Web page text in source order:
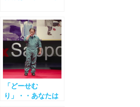
「どーせむ
り」・・あなたは